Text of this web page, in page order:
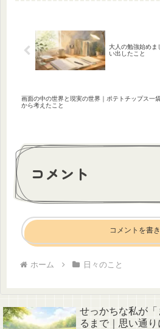
大人の勉強始めま
い出したこと
画面の中の世界と現実の世界｜ポテトチップス一
から考えたこと
コメント
コメントを書
ホーム 日々のこと
せっかちな私が「
るまで｜思い通